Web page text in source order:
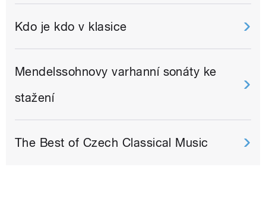
Kdo je kdo v klasice
Mendelssohnovy varhanní sonáty ke
stažení
The Best of Czech Classical Music